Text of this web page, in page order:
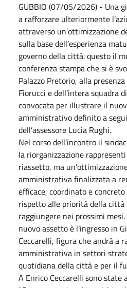
GUBBIO (07/05/2026) - Una
a rafforzare ulteriormente
attraverso un’ottimizzazione
sulla base dell’esperienza
governo della città: questo il
conferenza stampa che si è
Palazzo Pretorio, alla
Fiorucci e dell’intera squadra
convocata per illustrare il
amministrativo definito a
dell’assessore Lucia Rughi.
Nel corso dell’incontro il
la riorganizzazione
riassetto, ma
amministrativa finalizzata a
efficace, coordinato e
rispetto alle priorità della
raggiungere nei prossimi
nuovo assetto è l’ingresso in
Ceccarelli, figura che andrà a
amministrativa in settori
quotidiana della città e per il
A Enrico Ceccarelli sono